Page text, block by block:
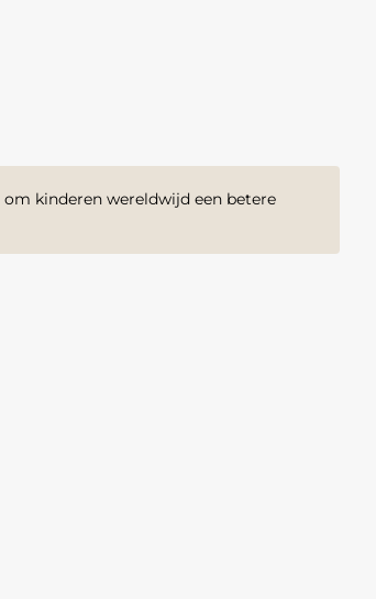
om kinderen wereldwijd een betere